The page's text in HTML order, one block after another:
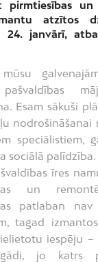
pirmtiesības un
atzītos
24. janvārī,
Esam sākuši
nodrošināšanai
speciālistiem,
sociālā
īres
un
patlaban nav
tagad
iespēju –
jo katrs